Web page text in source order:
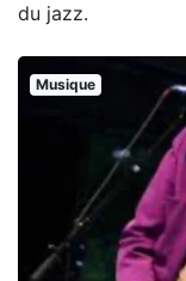
du jazz.
Musique